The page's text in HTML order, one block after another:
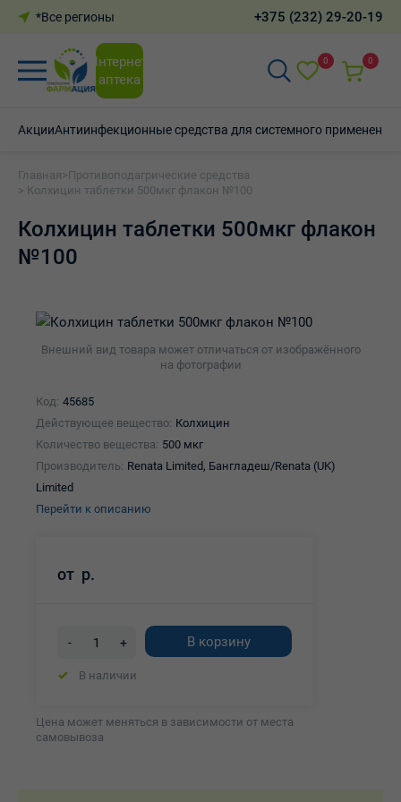
*Все регионы +375 (232) 29-20-19
Интернет-
аптека
0 0
АкцииАнтиинфекционные средства для системного применения
Главная >Противоподагрические средства
> Колхицин таблетки 500мкг флакон №100
Колхицин таблетки 500мкг флакон
№100
Внешний вид товара может отличаться от изображённого
на фотографии
Код: 45685
Действующее вещество: Колхицин
Количество вещества: 500 мкг
Производитель: Renata Limited, Бангладеш/Renata (UK)
Limited
Перейти к описанию
от р.
- + В корзину
В наличии
Цена может меняться в зависимости от места
самовывоза